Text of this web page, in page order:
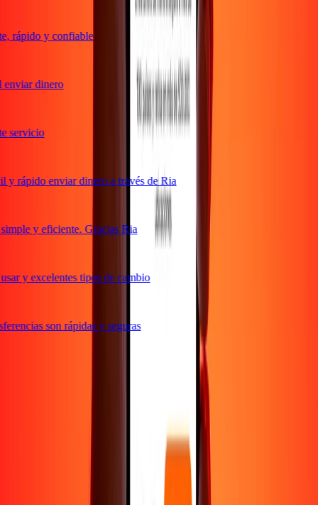
rápido y confiable
dinero
rápido enviar dinero a través de Ria
y eficiente. Gracias Ria
y excelentes tipos de cambio
son rápidas y seguras